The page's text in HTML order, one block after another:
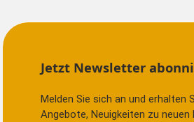
Jetzt Newsletter
Melden Sie sich an und erhalten
Angebote, Neuigkeiten zu